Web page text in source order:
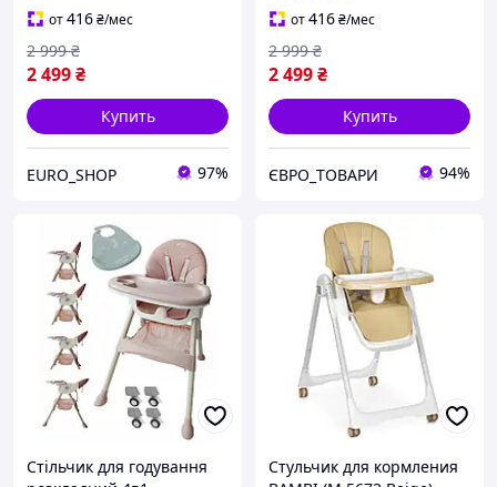
от416₴/мес
2 499₴
2 999 ₴
Купить
EURO_SHOP 97%
от416₴/мес
2 499₴
2 999 ₴
Купить
ЄВРО_ТОВАРИ 94%
Стільчик для годування Стульчик для кормления